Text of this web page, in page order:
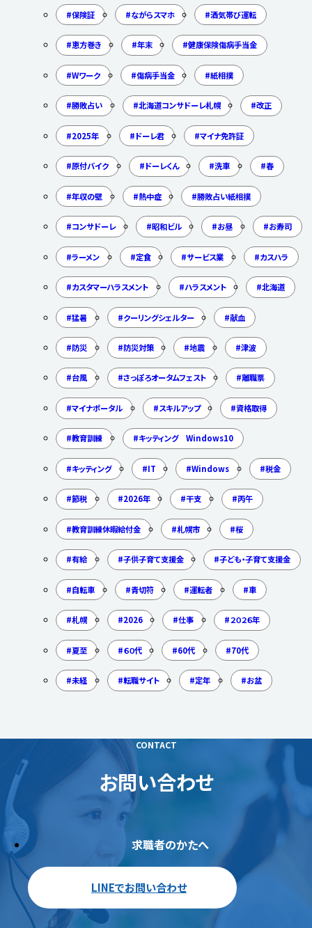
保険証 ながらスマホ 酒気帯び運転
恵方巻き 年末 健康保険傷病手当金
Wワーク 傷病手当金 紙相撲
勝敗占い 北海道コンサドーレ札幌 改正
2025年 ドーレ君 マイナ免許証
原付バイク ドーレくん 洗車 春
年収の壁 熱中症 勝敗占い紙相撲
コンサドーレ 昭和ビル お昼 お寿司
ラーメン 定食 サービス業 カスハラ
カスタマーハラスメント ハラスメント 北海道
猛暑 クーリングシェルター 献血
防災 防災対策 地震 津波
台風 さっぽろオータムフェスト 離職票
マイナポータル スキルアップ 資格取得
教育訓練 キッティング Windows10
キッティング IT Windows 税金
節税 2026年 干支 丙午
教育訓練休暇給付金 札幌市 桜
有給 子供子育て支援金 子ども・子育て支援金
自転車 青切符 運転者 車
札幌 2026 仕事 ２０２６年
夏至 ６０代 60代 70代
未経 転職サイト 定年 お盆
CONTACT
お問い合わせ
求職者のかたへ
LINEでお問い合わせ